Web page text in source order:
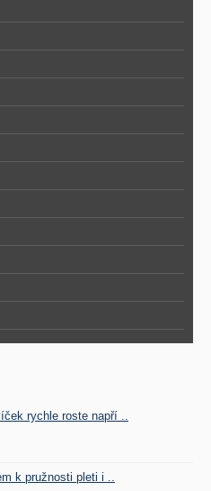
rychle roste napří ..
k pružnosti pleti i ..